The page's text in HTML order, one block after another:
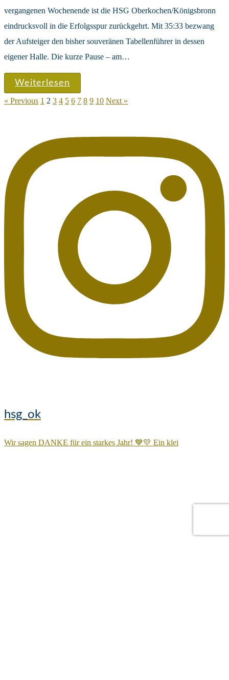
vergangenen Wochenende ist die HSG Oberkochen/Königsbronn
eindrucksvoll in die Erfolgsspur zurückgehrt. Mit 35:33 bezwang
der Aufsteiger den bisher souveränen Tabellenführer in dessen
eigener Halle. Die kurze Pause – am…
Weiterlesen
« Previous 1 2 3 4 5 6 7 8 9 10 Next »
hsg_ok
Wir sagen DANKE für ein starkes Jahr! 💙💛 Ein klei